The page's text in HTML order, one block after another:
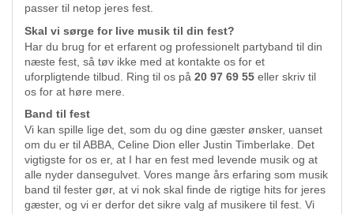
passer til netop jeres fest.
Skal vi sørge for live musik til din fest?
Har du brug for et erfarent og professionelt partyband til din
næste fest, så tøv ikke med at kontakte os for et
uforpligtende tilbud. Ring til os på 20 97 69 55 eller skriv til
os for at høre mere.
Band til fest
Vi kan spille lige det, som du og dine gæster ønsker, uanset
om du er til ABBA, Celine Dion eller Justin Timberlake. Det
vigtigste for os er, at I har en fest med levende musik og at
alle nyder dansegulvet. Vores mange års erfaring som musik
band til fester gør, at vi nok skal finde de rigtige hits for jeres
gæster, og vi er derfor det sikre valg af musikere til fest. Vi